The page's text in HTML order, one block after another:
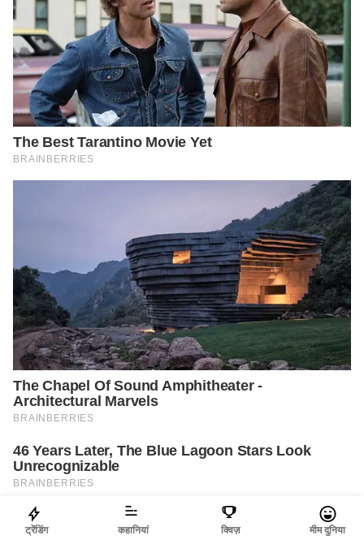
ट्रेंडिंग कहानियां क्विज़ मीम दुनिया